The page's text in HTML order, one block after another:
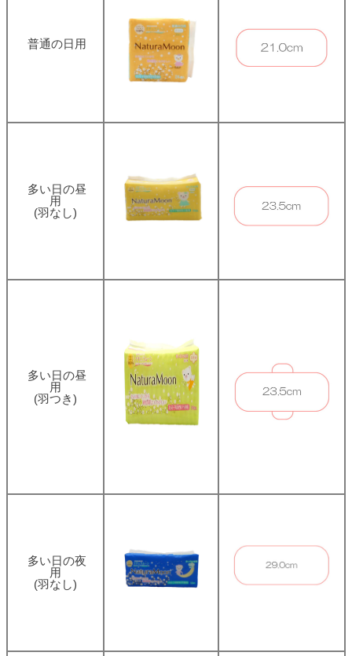
普通の日用
多い日の昼
用
(羽なし)
多い日の昼
用
(羽つき)
多い日の夜
用
(羽なし)